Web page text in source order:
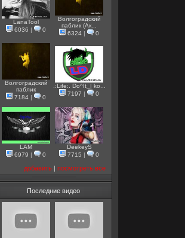
LanaTool
6036 | 0
Волгоградский
паблик (Ак...
6324 | 0
Волгоградский
паблик
7184 | 0
.:Life:. Do^It_| ko...
7197 | 0
LAM
6979 | 0
DeekeyS
7715 | 0
добавить | посмотреть все
Последние видео